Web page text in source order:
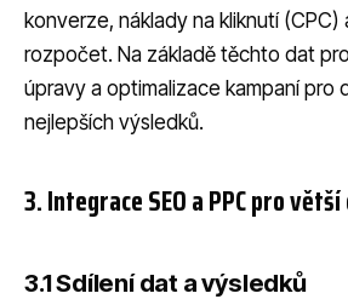
konverze, náklady na kliknutí (CPC)
rozpočet. Na základě těchto dat
úpravy a optimalizace kampaní pro
nejlepších výsledků.
3. Integrace SEO a PPC pro
3.1 Sdílení dat a výsledků